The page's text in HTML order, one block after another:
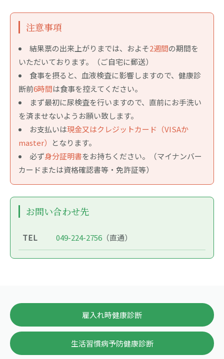
注意事項
結果票の出来上がりまでは、およそ2週間の期間を
いただいております。（ご自宅に郵送）
食事を摂ると、血液検査に影響しますので、健康診
断前6時間は食事を控えてください。
まず最初に尿検査を行いますので、直前にお手洗い
を済ませないようお願い致します。
お支払いは現金又はクレジットカード（VISAか
master）
となります。
必ず身分証明書をお持ちください。（マイナンバー
カードまたは資格確認書等・免許証等）
お問い合わせ先
TEL 049-224-2756 （直通）
雇入れ時健康診断
生活習慣病予防健康診断